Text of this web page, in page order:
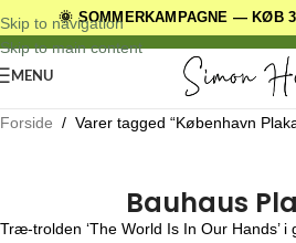
🌞 SOMMERKAMPAGNE — KØB
Skip to navigation
Skip to main content
DANSKE ORIGINALE
MENU
Forside / Varer tagged “København
Bauhaus
Træ-trolden ‘The World Is In Our Hands’